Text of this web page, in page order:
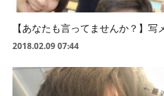
【あなたも言ってませんか？】写
2018.02.09 07:44